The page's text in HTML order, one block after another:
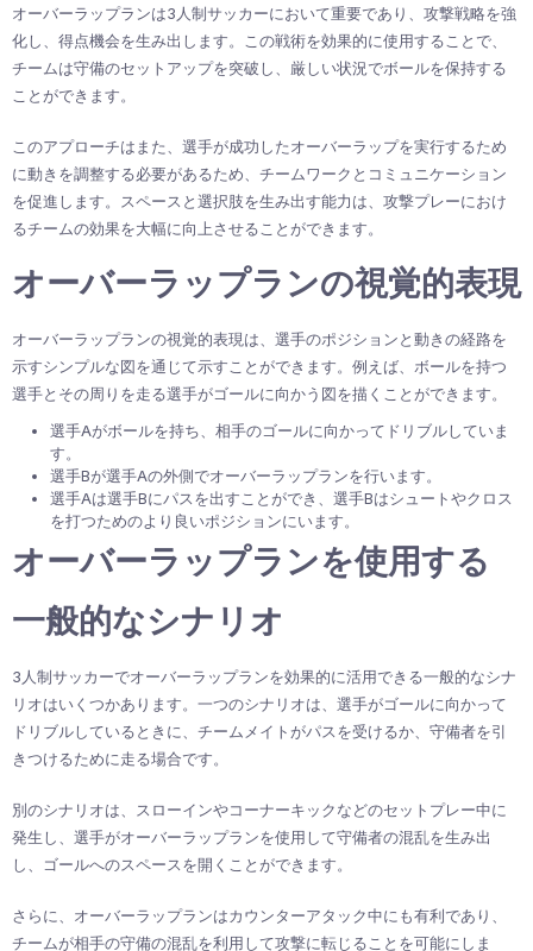
オーバーラップランは3人制サッカーにおいて重要であり、攻撃戦略を強
化し、得点機会を生み出します。この戦術を効果的に使用することで、
チームは守備のセットアップを突破し、厳しい状況でボールを保持する
ことができます。
このアプローチはまた、選手が成功したオーバーラップを実行するため
に動きを調整する必要があるため、チームワークとコミュニケーション
を促進します。スペースと選択肢を生み出す能力は、攻撃プレーにおけ
るチームの効果を大幅に向上させることができます。
オーバーラップランの視覚的表現
オーバーラップランの視覚的表現は、選手のポジションと動きの経路を
示すシンプルな図を通じて示すことができます。例えば、ボールを持つ
選手とその周りを走る選手がゴールに向かう図を描くことができます。
選手Aがボールを持ち、相手のゴールに向かってドリブルしていま
す。
選手Bが選手Aの外側でオーバーラップランを行います。
選手Aは選手Bにパスを出すことができ、選手Bはシュートやクロス
を打つためのより良いポジションにいます。
オーバーラップランを使用する
一般的なシナリオ
3人制サッカーでオーバーラップランを効果的に活用できる一般的なシナ
リオはいくつかあります。一つのシナリオは、選手がゴールに向かって
ドリブルしているときに、チームメイトがパスを受けるか、守備者を引
きつけるために走る場合です。
別のシナリオは、スローインやコーナーキックなどのセットプレー中に
発生し、選手がオーバーラップランを使用して守備者の混乱を生み出
し、ゴールへのスペースを開くことができます。
さらに、オーバーラップランはカウンターアタック中にも有利であり、
チームが相手の守備の混乱を利用して攻撃に転じることを可能にしま